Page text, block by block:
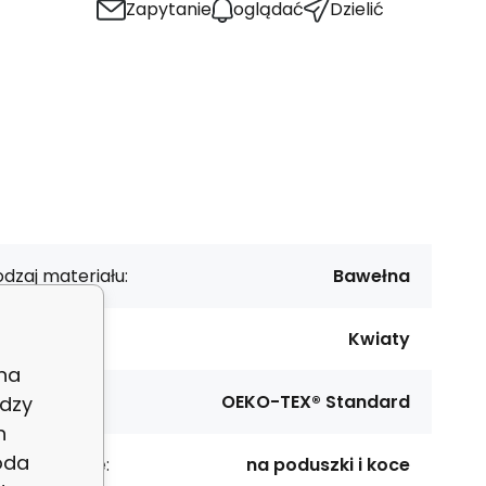
Zapytanie oglądać Dzielić
materiału: Bawełna
Kwiaty
OEKO-TEX® Standard
na poduszki i koce